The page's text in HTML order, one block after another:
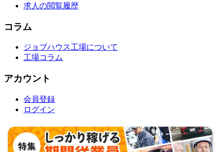
求人の閲覧履歴
コラム
ジョブハウス工場について
工場コラム
アカウント
会員登録
ログイン